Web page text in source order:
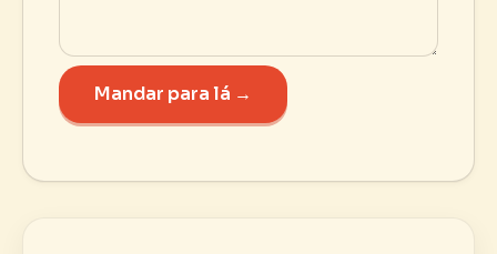
Mandar para lá →